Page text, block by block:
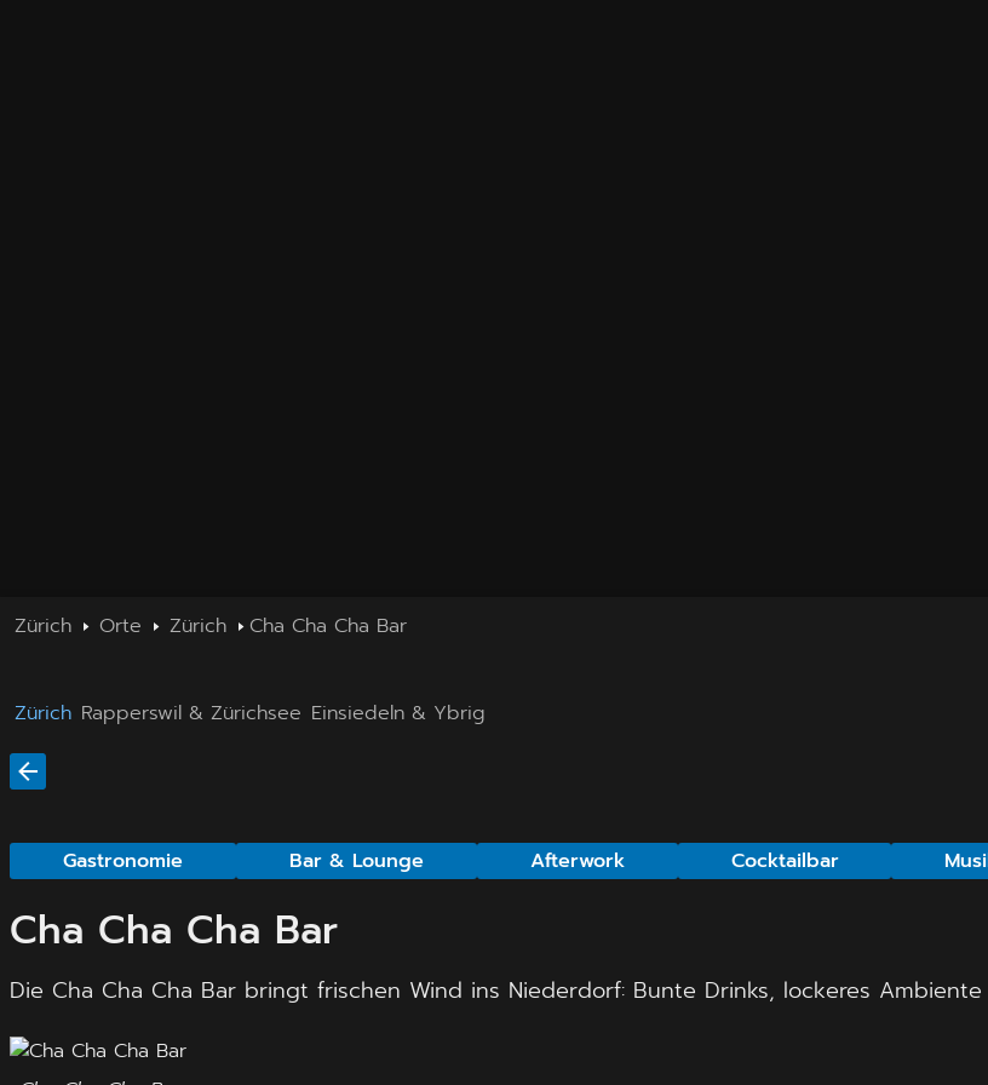
Zürich Orte Zürich Cha Cha Cha Bar
Zürich Rapperswil & Zürichsee Einsiedeln & Ybrig
Gastronomie Bar & Lounge Afterwork Cocktailbar
Cha Cha Cha Bar
Die Cha Cha Cha Bar bringt frischen Wind ins Niederdorf: Bunte Drinks, lockeres